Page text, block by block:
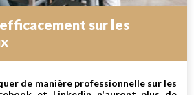
sur les
de manière professionnelle sur les